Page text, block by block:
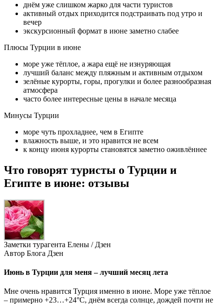
днём уже слишком жарко для части туристов
активный отдых приходится подстраивать под утро и
вечер
экскурсионный формат в июне заметно слабее
Плюсы Турции в июне
море уже тёплое, а жара ещё не изнуряющая
лучший баланс между пляжным и активным отдыхом
зелёные курорты, горы, прогулки и более разнообразная
атмосфера
часто более интересные цены в начале месяца
Минусы Турции
море чуть прохладнее, чем в Египте
влажность выше, и это нравится не всем
к концу июня курорты становятся заметно оживлённее
Что говорят туристы о Турции и
Египте в июне: отзывы
Заметки турагента Елены / Дзен
Автор Блога Дзен
Июнь в Турции для меня – лучший месяц лета
Мне очень нравится Турция именно в июне. Море уже тёплое
– примерно +23…+24°C, днём всегда солнце, дождей почти не